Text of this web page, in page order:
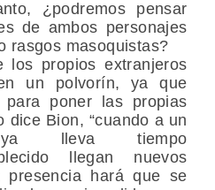
¿ podremos pensar
de ambos personajes
rasgos masoquistas?
los propios extranjeros
un polvorín, ya que
poner las propias
dice Bion, “cuando a un
lleva tiempo
llegan nuevos
presencia hará que se